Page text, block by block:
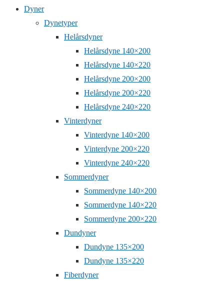
Dyner
Dynetyper
Helårsdyner
Helårsdyne 140×200
Helårsdyne 140×220
Helårsdyne 200×200
Helårsdyne 200×220
Helårsdyne 240×220
Vinterdyner
Vinterdyne 140×200
Vinterdyne 200×220
Vinterdyne 240×220
Sommerdyner
Sommerdyne 140×200
Sommerdyne 140×220
Sommerdyne 200×220
Dundyner
Dundyne 135×200
Dundyne 135×220
Fiberdyner